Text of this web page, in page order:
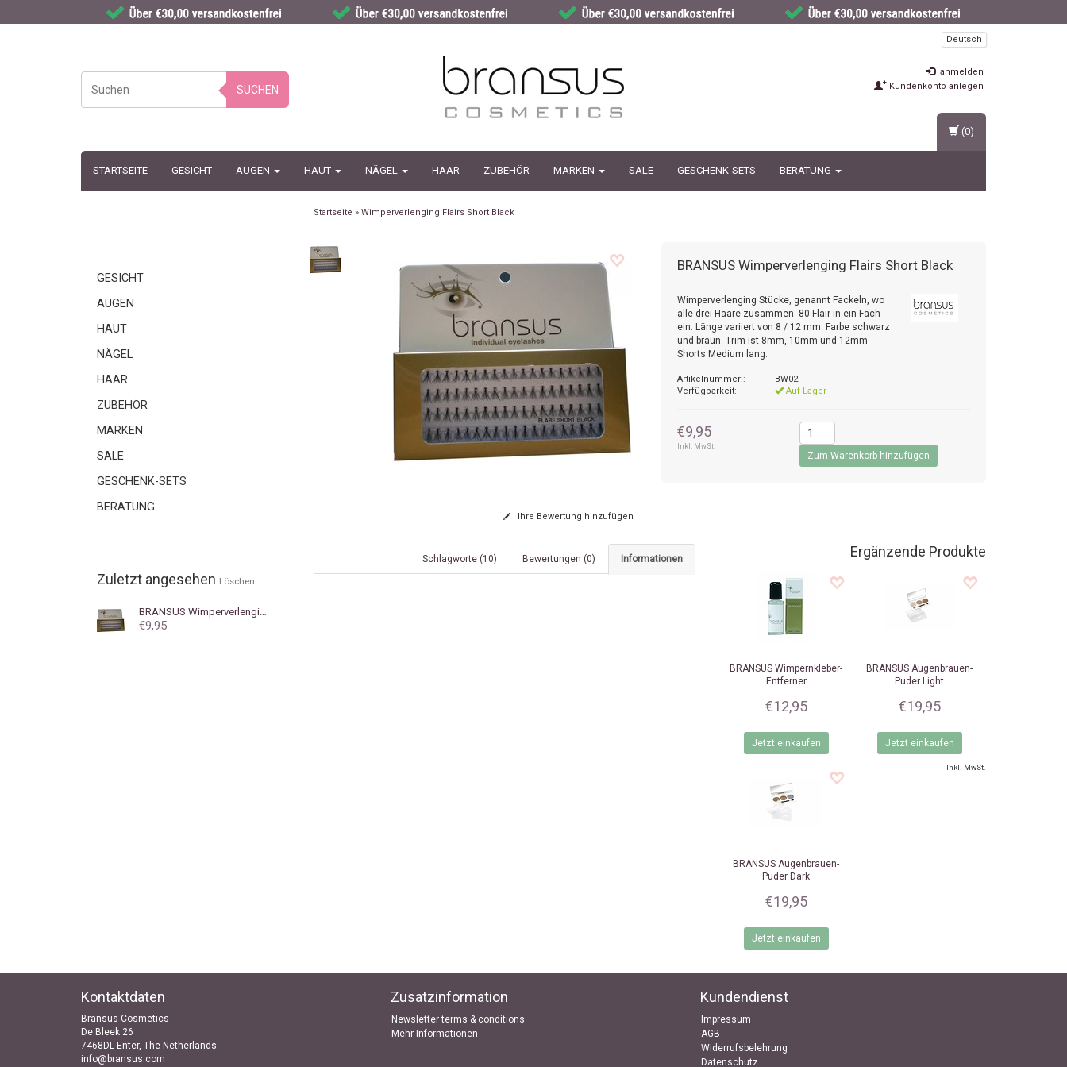
SUCHEN
Deutsch
anmelden
Kundenkonto anlegen
STARTSEITE GESICHT AUGEN HAUT NÄGEL HAAR ZUBEHÖR MARKEN SALE GESCHENK-SETS BERATUNG
(0)
GESICHT
AUGEN
HAUT
NÄGEL
HAAR
ZUBEHÖR
MARKEN
SALE
GESCHENK-SETS
BERATUNG
Zuletzt angesehen Löschen
BRANSUS Wimperverlenging Flairs Short Black
€9,95
Startseite » Wimperverlenging Flairs Short Black
BRANSUS Wimperverlenging Flairs Short Black
Wimperverlenging Stücke, genannt Fackeln, wo
alle drei Haare zusammen. 80 Flair in ein Fach
ein. Länge variiert von 8 / 12 mm. Farbe schwarz
und braun. Trim ist 8mm, 10mm und 12mm
Shorts Medium lang.
Artikelnummer::
BW02
Verfügbarkeit:
Auf Lager
€9,95
Inkl. MwSt.
Ihre Bewertung hinzufügen
Informationen
Bewertungen (0)
Schlagworte (10) Ergänzende Produkte
BRANSUS Wimpernkleber-
Entferner
€12,95
Jetzt einkaufen
BRANSUS Augenbrauen-
Puder Light
€19,95
Jetzt einkaufen
BRANSUS Augenbrauen-
Puder Dark
€19,95
Jetzt einkaufen
Inkl. MwSt.
Kontaktdaten
Bransus Cosmetics
De Bleek 26
7468DL Enter, The Netherlands
info@bransus.com
Zusatzinformation
Newsletter terms & conditions
Mehr Informationen
Kundendienst
Impressum
AGB
Widerrufsbelehrung
Datenschutz